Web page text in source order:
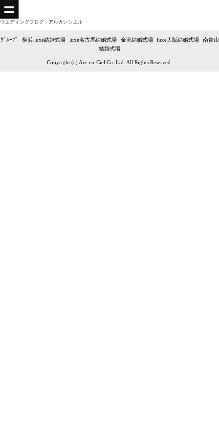
ウエディングブログ - アルカンシエル
ｸﾞﾙｰﾌﾟ 横浜 luxe結婚式場| luxe名古屋結婚式場 金沢結婚式場| luxe大阪結婚式場| 南青山
結婚式場
Copyright (c) Arc-en-Ciel Co.,Ltd. All Rights Reserved.